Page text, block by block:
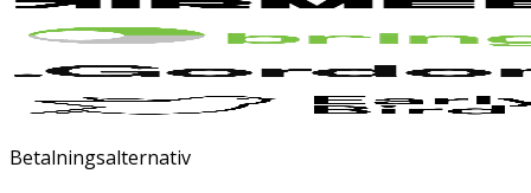
Betalningsalternativ